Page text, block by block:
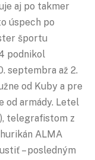
aj po takmer
úspech po
športu
podnikol
septembra až 2.
od Kuby a pre
od armády. Letel
telegrafistom z
ALMA
– posledným